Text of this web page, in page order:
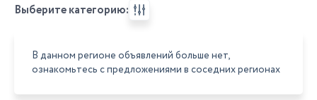
Выберите категорию:
В данном регионе объявлений больше нет,
ознакомьтесь с предложениями в соседних регионах